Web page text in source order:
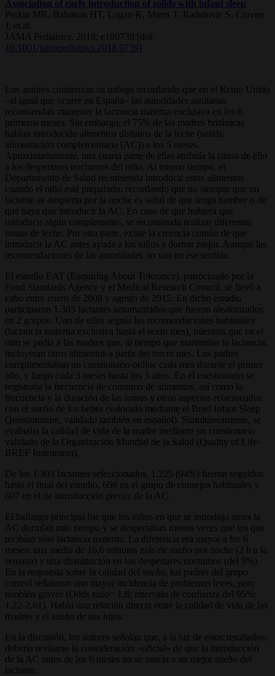
Association of early introduction of solids with infant sleep
Perkin MR, Bahnson HT, Logan K, Marrs T, Radulovic S, Craven
J, et al.
JAMA Pediatrics. 2018; e180739 [doi:
10.1001/jamapediatrics.2018.0739 ]
Los autores comienzan su trabajo recordando que en el Reino Unido
–al igual que ocurre en España– las autoridades sanitarias
recomiendan mantener la lactancia materna exclusiva en los 6
primeros meses. Sin embargo, el 75% de las madres británicas
habían introducido alimentos distintos de la leche (solids;
alimentación complementaria [AC]) a los 5 meses.
Aproximadamente, una cuarta parte de ellas atribuía la causa de ello
a los despertares nocturnos del niño. Al mismo tiempo, el
Departamento de Salud recomienda introducir estos alimentos
cuando el niño esté preparado, recordando que no siempre que un
lactante se despierta por la noche es señal de que tenga hambre o de
que haya que introducir la AC. En caso de que hubiera que
introducir algún complemento, se recomienda realizar diferentes
tomas de leche. Por otra parte, existe la creencia común de que
introducir la AC antes ayuda a los niños a dormir mejor. Aunque las
recomendaciones de las autoridades no van en ese sentido.
El estudio EAT (Enquiring About Tolerance), patrocinado por la
Food Standards Agency y el Medical Research Council, se llevó a
cabo entre enero de 2008 y agosto de 2015. En dicho estudio
participaron 1.303 lactantes amamantados que fueron aleatorizados
en 2 grupos. Uno de ellos seguía las recomendaciones habituales
(lactancia materna exclusiva hasta el sexto mes), mientras que en el
otro se pedía a las madres que, al tiempo que mantenían la lactancia,
incluyeran otros alimentos a partir del tercer mes. Los padres
cumplimentaban un cuestionario online cada mes durante el primer
año, y luego cada 3 meses hasta los 3 años. En el cuestionario se
registraba la frecuencia de consumo de alimentos, así como la
frecuencia y la duración de las tomas y otros aspectos relacionados
con el sueño de los bebés (valorado mediante el Brief Infant Sleep
Questionnaire, validado también en español). Simultáneamente, se
evaluaba la calidad de vida de la madre mediante un cuestionario
validado de la Organización Mundial de la Salud (Quality of Life-
BREF Instrument).
De los 1.303 lactantes seleccionados, 1.225 (94%) fueron seguidos
hasta el final del estudio, 608 en el grupo de consejos habituales y
607 en el de introducción precoz de la AC.
El hallazgo principal fue que los niños en que se introdujo antes la
AC dormían más tiempo y se despertaban menos veces que los que
recibían sólo lactancia materna. La diferencia era mayor a los 6
meses: una media de 16,6 minutos más de sueño por noche (2 h a la
semana) y una disminución en los despertares nocturnos (del 9%).
En la respuesta sobre la calidad del sueño, los padres del grupo
control señalaron una mayor incidencia de problemas leves, pero
también graves (Odds ratio= 1,8; intervalo de confianza del 95%:
1,22-2,61). Había una relación directa entre la calidad de vida de las
madres y el sueño de sus hijos.
En la discusión, los autores señalan que, a la luz de estos resultados,
debería revisarse la consideración «oficial» de que la introducción
de la AC antes de los 6 meses no se asocia a un mejor sueño del
lactante.